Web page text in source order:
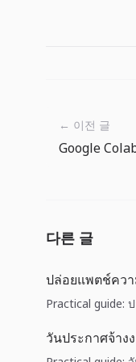
← 이전 글
다른 글
ปล่อยแพตช์คว
Practical guide:
วันประกาศจ้าง